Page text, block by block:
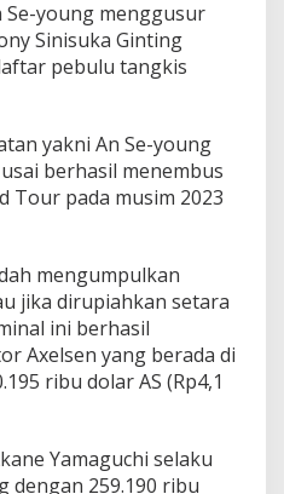
Se-young menggusur
Sinisuka Ginting
pebulu tangkis
yakni An Se-young
berhasil menembus
Tour pada musim 2023
mengumpulkan
jika dirupiahkan setara
ini berhasil
Axelsen yang berada di
ribu dolar AS (Rp4,1
Yamaguchi selaku
dengan 259.190 ribu